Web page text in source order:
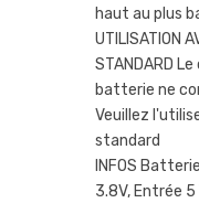
haut au plus
UTILISATION
STANDARD
batterie ne
Veuillez
standard
INFOS
3.8V, Entrée